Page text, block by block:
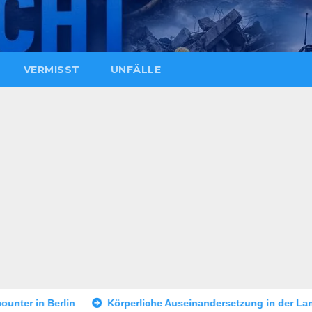
VERMISST UNFÄLLE
Körperliche Auseinandersetzung in der Landshuter Altstadt